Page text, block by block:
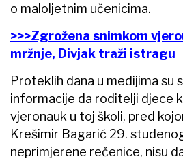
o maloljetnim učenicima.
>>>Zgrožena snimkom
mržnje, Divjak traži istragu
Proteklih dana u medijima su
informacije da roditelji djece
vjeronauk u toj školi, pred
Krešimir Bagarić 29.
neprimjerene rečenice, nisu